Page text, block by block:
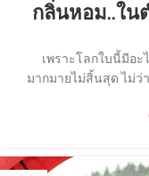
กลิ่นหอม..ใน
เพราะโลกใบนี้มีอะ
มากมายไม่สิ้นสุด ไม่ว่